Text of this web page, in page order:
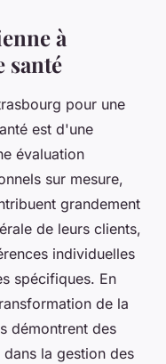
à
santé
pour une
est d'une
évaluation
sur mesure,
grandement
de leurs clients,
individuelles
spécifiques. En
de la
démontrent des
la gestion des